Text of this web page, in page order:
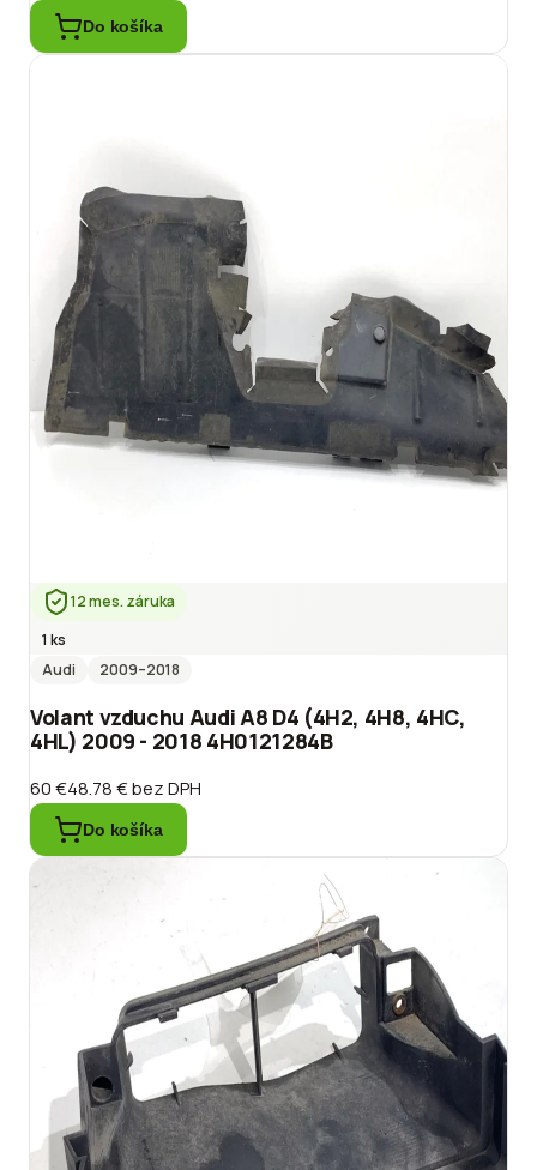
Do košíka
12 mes. záruka
1 ks
Audi
2009–2018
Volant vzduchu Audi A8 D4 (4H2, 4H8, 4HC,
4HL) 2009 - 2018 4H0121284B
60 €48.78 €bez DPH
Do košíka